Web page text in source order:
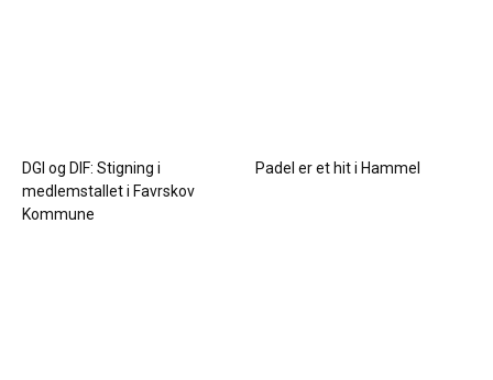
DGI og DIF: Stigning i
medlemstallet i Favrskov
Kommune
Padel er et hit i Hammel